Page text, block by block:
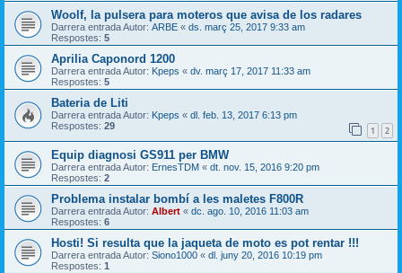
Woolf, la pulsera para moteros que avisa de los radares
Darrera entrada Autor: ARBE « ds. març 25, 2017 9:33 am
Respostes: 5
Aprilia Caponord 1200
Darrera entrada Autor: Kpeps « dv. març 17, 2017 11:33 am
Respostes: 5
Bateria de Liti
Darrera entrada Autor: Kpeps « dl. feb. 13, 2017 6:13 pm
Respostes: 29 1 2
Equip diagnosi GS911 per BMW
Darrera entrada Autor: ErnesTDM « dt. nov. 15, 2016 9:20 pm
Respostes: 2
Problema instalar bombí a les maletes F800R
Darrera entrada Autor: Albert « dc. ago. 10, 2016 11:03 am
Respostes: 6
Hosti! Si resulta que la jaqueta de moto es pot rentar !!!
Darrera entrada Autor: Siono1000 « dl. juny 20, 2016 10:19 pm
Respostes: 1